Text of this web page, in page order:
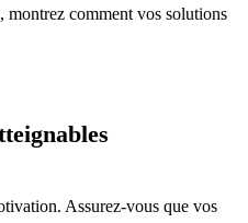
montrez comment vos solutions
Assurez-vous que vos